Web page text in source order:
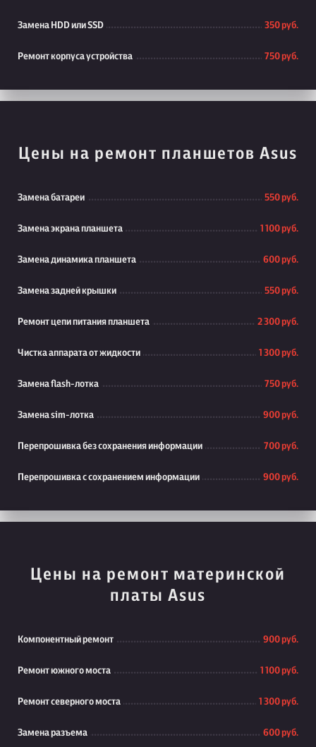
Замена HDD или SSD 350 руб.
Ремонт корпуса устройства 750 руб.
Цены на ремонт планшетов Asus
Замена батареи 550 руб.
Замена экрана планшета 1 100 руб.
Замена динамика планшета 600 руб.
Замена задней крышки 550 руб.
Ремонт цепи питания планшета 2 300 руб.
Чистка аппарата от жидкости 1 300 руб.
Замена flash-лотка 750 руб.
Замена sim-лотка 900 руб.
Перепрошивка без сохранения информации 700 руб.
Перепрошивка с сохранением информации 900 руб.
Цены на ремонт материнской
платы Asus
Компонентный ремонт 900 руб.
Ремонт южного моста 1 100 руб.
Ремонт северного моста 1 300 руб.
Замена разъема 600 руб.